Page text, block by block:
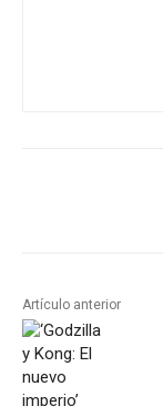
Artículo anterior